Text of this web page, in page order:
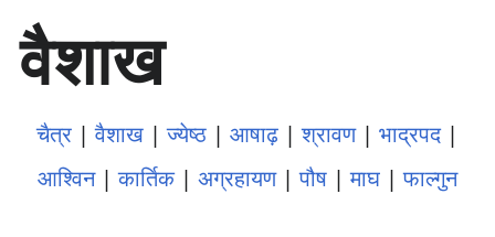
म
ग्री
प
वैशाख
चैत्र |वैशाख |ज्येष्ठ | आषाढ़ |श्रावण | भाद्रपद |
आश्विन |कार्तिक | अग्रहायण |पौष |माघ |फाल्गुन